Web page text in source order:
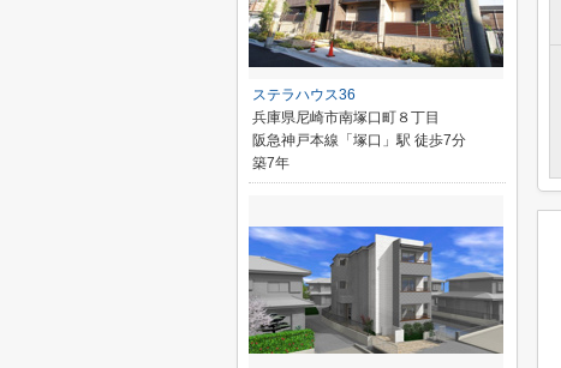
ステラハウス36
兵庫県尼崎市南塚口町８丁目
阪急神戸本線「塚口」駅 徒歩7分
築7年